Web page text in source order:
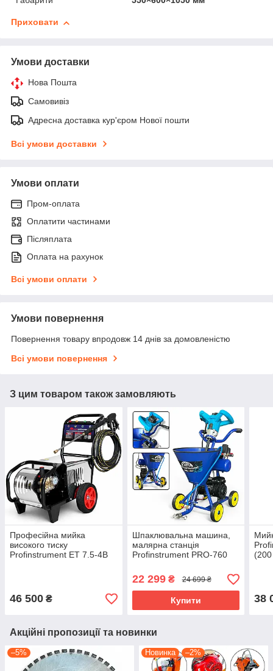
Приховати
Умови доставки
Нова Пошта
Самовивіз
Адресна доставка кур'єром Нової пошти
Всі умови доставки
Умови оплати
Пром-оплата
Оплатити частинами
Післяплата
Оплата на рахунок
Всі умови оплати
Умови повернення
Повернення товару впродовж 14 днів за домовленістю
Всі умови повернення
З цим товаром також замовляють
Професійна мийка
високого тиску
Profinstrument ET 7.5-4B
46 500 ₴
Шпаклювальна машина,
малярна станція
Profinstrument PRO-760
22 299₴ 24 699 ₴
Купити 38
Акційні пропозиції та новинки
–5% Новинка –2%